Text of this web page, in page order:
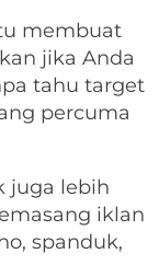
membuat
jika Anda
tahu target
percuma
juga lebih
iklan
spanduk,